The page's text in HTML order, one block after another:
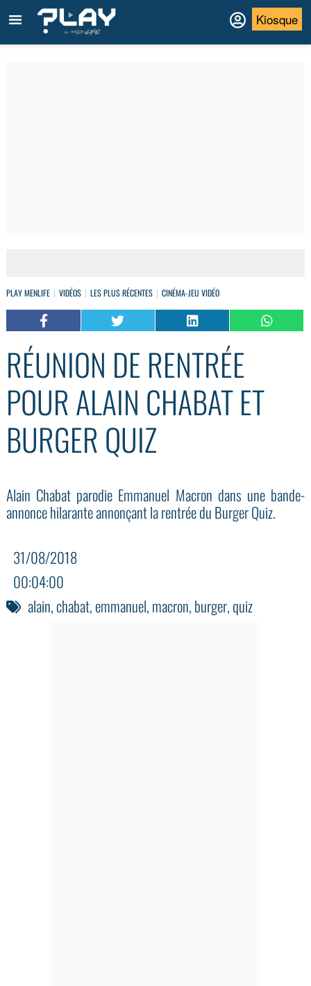
Kiosque
PLAY MENLIFE VIDÉOS LES PLUS RÉCENTES CINÉMA-JEU VIDÉO
RÉUNION DE RENTRÉE
POUR ALAIN CHABAT ET
BURGER QUIZ
Alain Chabat parodie Emmanuel Macron dans une bande-
annonce hilarante annonçant la rentrée du Burger Quiz.
31/08/2018
00:04:00
alain,chabat,emmanuel,macron,burger,quiz